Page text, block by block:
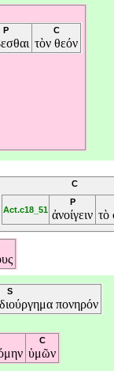
P C
τὸν θεόν
C
Act.c18_51
P
ἀνοίγειν τὸ
S
πονηρόν
C
ὑμῶν